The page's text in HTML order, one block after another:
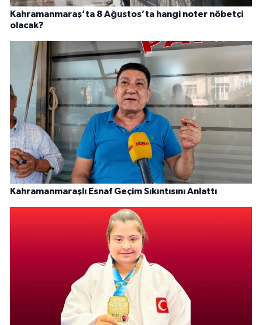
Kahramanmaraş’ta 8 Ağustos’ta hangi noter nöbetçi
olacak?
Kahramanmaraşlı Esnaf Geçim Sıkıntısını Anlattı